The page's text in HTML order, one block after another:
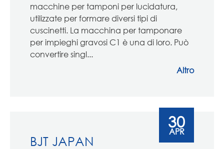
macchine per tamponi per lucidatura,
utilizzate per formare diversi tipi di
cuscinetti. La macchina per tamponare
per impieghi gravosi C1 è una di loro. Può
convertire singl...
Altro
BJT JAPAN
30
APR